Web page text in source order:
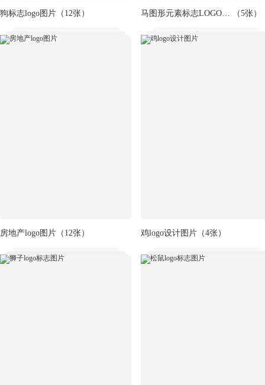
狗标志logo图片 （12张） 马图形元素标志LOGO设计图片 （5张）
房地产logo图片 （12张） 鸡logo设计图片 （4张）